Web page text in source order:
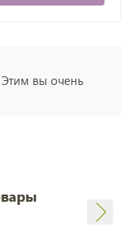
Этим вы очень